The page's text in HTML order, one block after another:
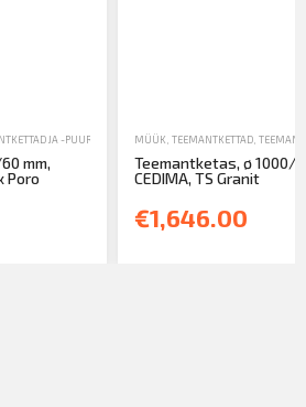
JA -PUURID
mm,
Poro
MÜÜK TEEMANTKETTAD,
Teemantketas, ø 1000/
CEDIMA, TS Granit
€1,646.00